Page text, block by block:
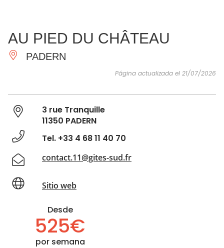
IMPRESCINDIBLES
HACER
INSPIRACIONES
AU PIED DU CHÂTEAU
PADERN
Página actualizada el 21/07/2026
3 rue Tranquille
11350 PADERN
Tel. +33 4 68 11 40 70
contact.11@gites-sud.fr
Sitio web
Desde
525€
por semana